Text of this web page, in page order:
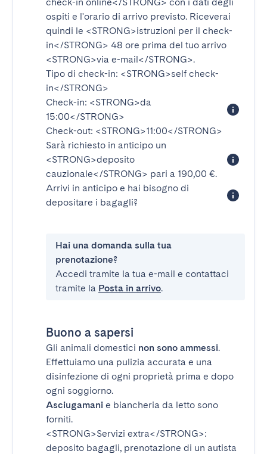
ospiti e l'orario di arrivo previsto. Riceverai
quindi le <STRONG>istruzioni per il check-
in</STRONG> 48 ore prima del tuo arrivo
<STRONG>via e-mail</STRONG>.
Tipo di check-in: <STRONG>self check-
in</STRONG>
Check-in: <STRONG>da
15:00</STRONG>
Check-out: <STRONG>11:00</STRONG>
Sarà richiesto in anticipo un
<STRONG>deposito
cauzionale</STRONG> pari a 190,00 €.
Arrivi in anticipo e hai bisogno di
depositare i bagagli?
Hai una domanda sulla tua
prenotazione?
Accedi tramite la tua e-mail e contattaci
tramite la Posta in arrivo.
Buono a sapersi
Gli animali domestici non sono ammessi.
Effettuiamo una pulizia accurata e una
disinfezione di ogni proprietà prima e dopo
ogni soggiorno.
Asciugamani e biancheria da letto sono
forniti.
<STRONG>Servizi extra</STRONG>:
deposito bagagli, prenotazione di un autista